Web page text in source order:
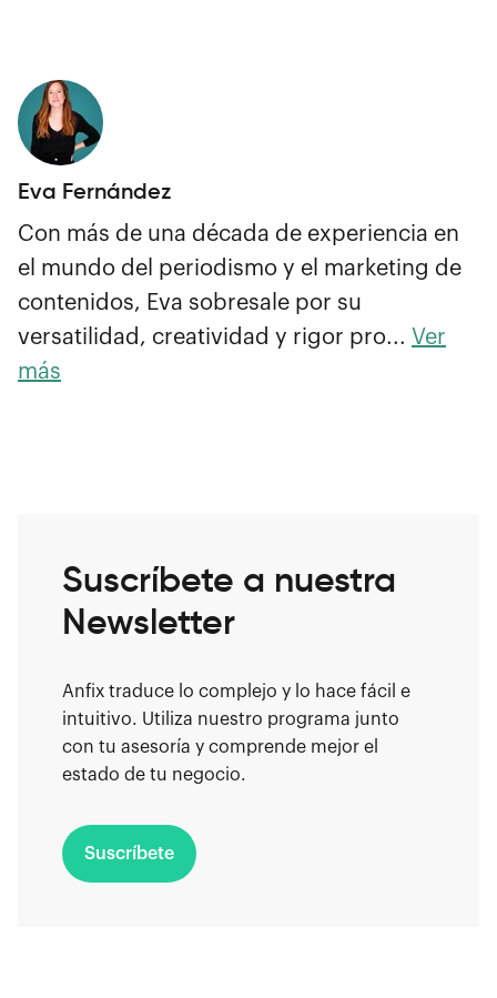
Eva Fernández
Con más de una década de experiencia en
el mundo del periodismo y el marketing de
contenidos, Eva sobresale por su
versatilidad, creatividad y rigor pro... Ver
más
Suscríbete a nuestra
Newsletter
Anfix traduce lo complejo y lo hace fácil e
intuitivo. Utiliza nuestro programa junto
con tu asesoría y comprende mejor el
estado de tu negocio.
Suscríbete